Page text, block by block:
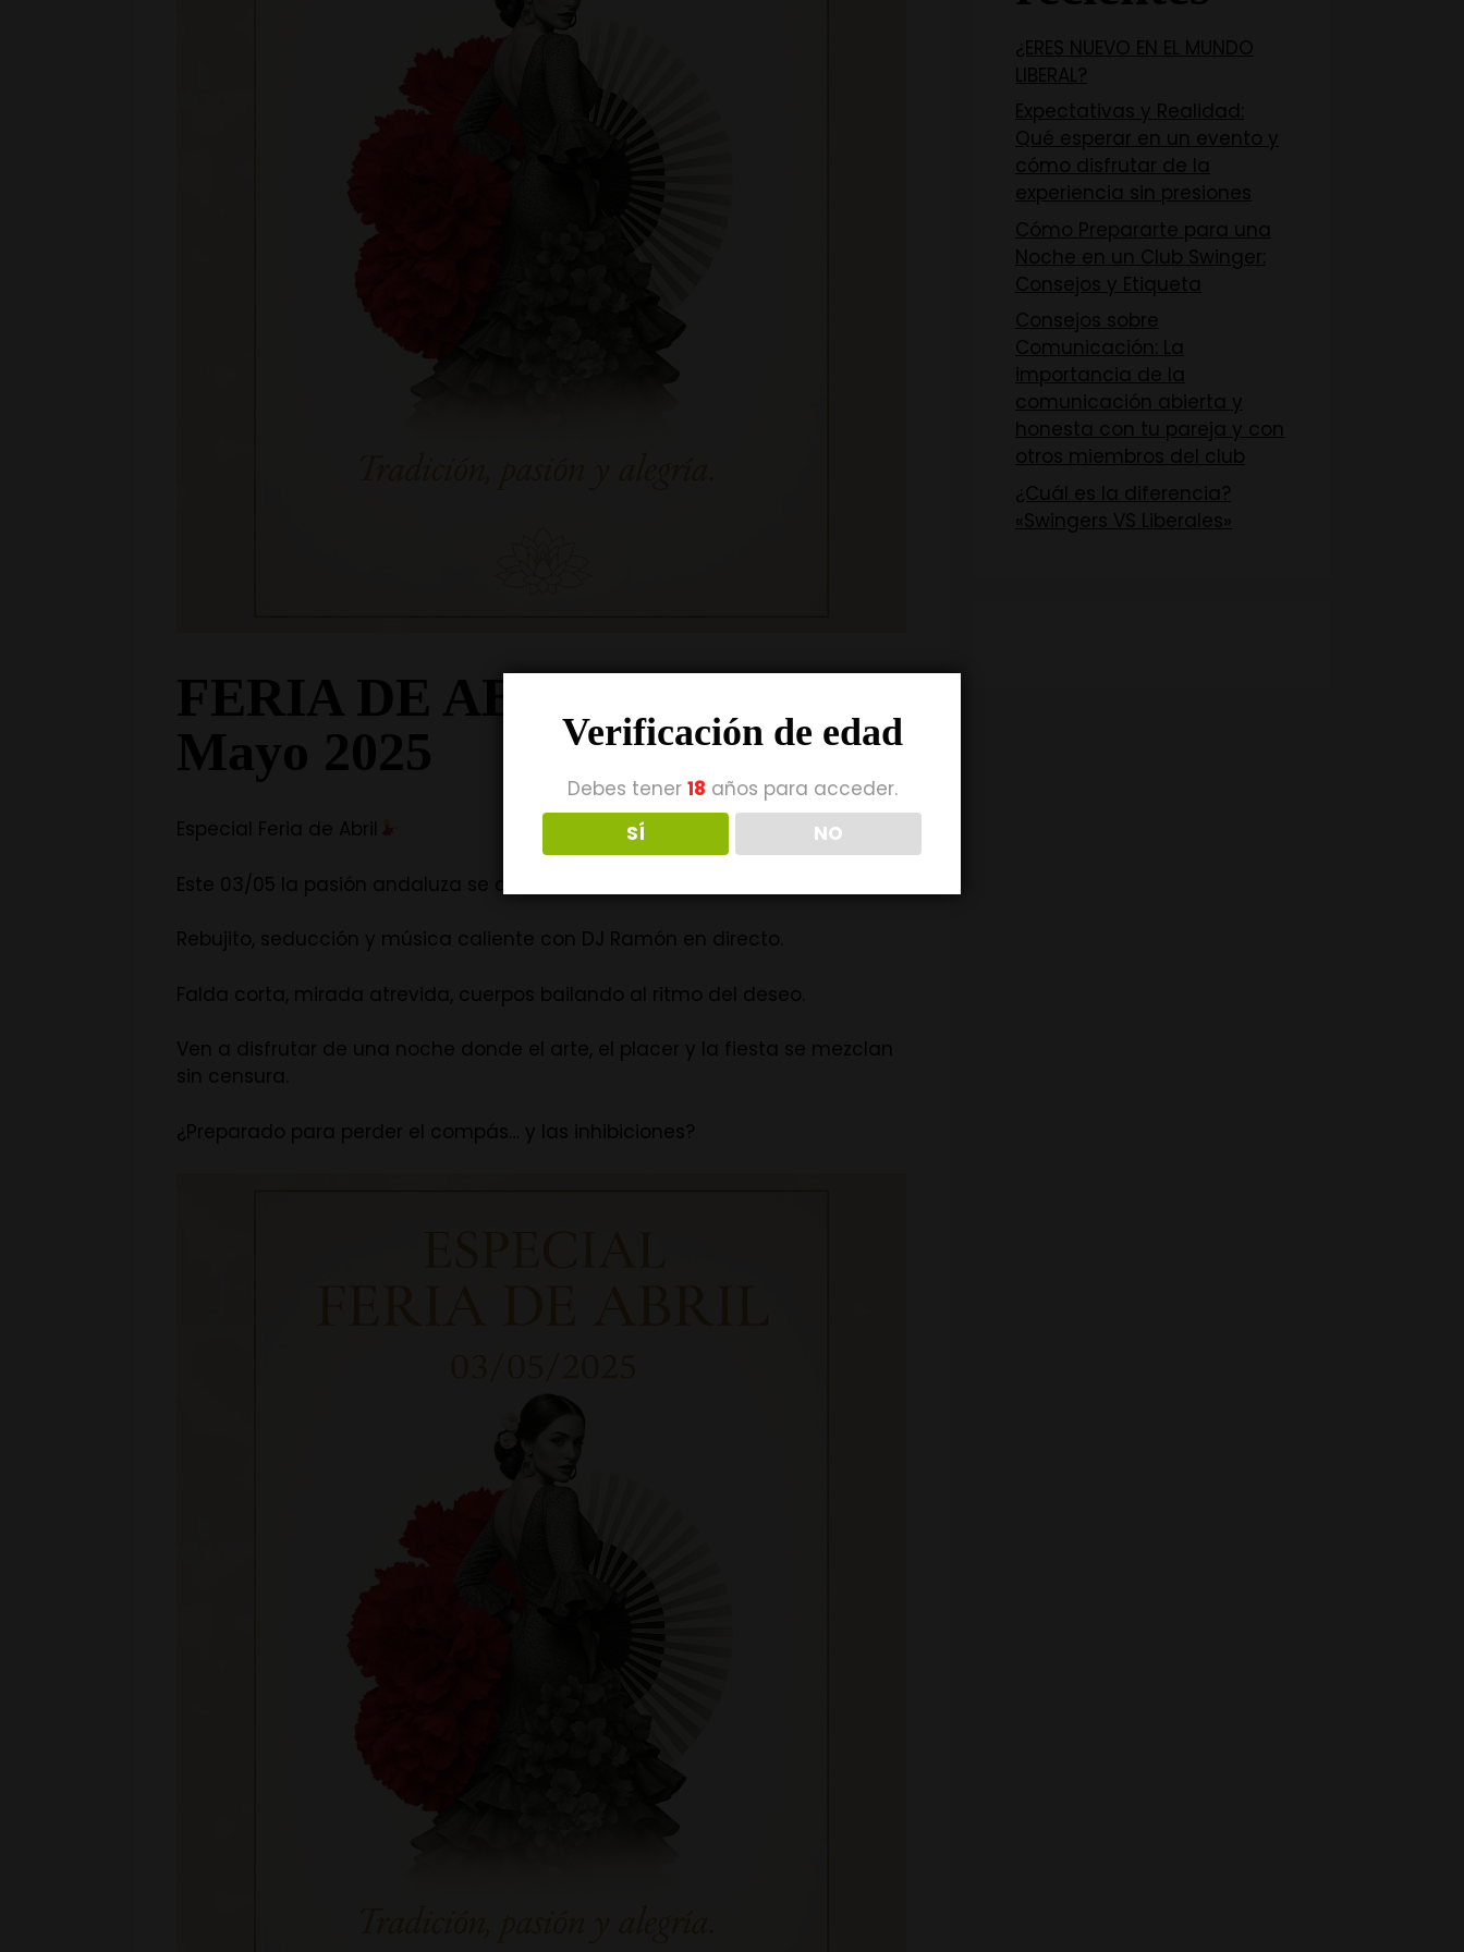
FERIA DE ABRIL – 03 de
Mayo 2025
Especial Feria de Abril
Este 03/05 la pasión andaluza se desata…
Rebujito, seducción y música caliente con DJ Ramón en directo.
Falda corta, mirada atrevida, cuerpos bailando al ritmo del deseo.
Ven a disfrutar de una noche donde el arte, el placer y la fiesta se mezclan
sin censura.
¿Preparado para perder el compás… y las inhibiciones?
¿ERES NUEVO EN EL MUNDO
LIBERAL?
Expectativas y Realidad:
Qué esperar en un evento y
cómo disfrutar de la
experiencia sin presiones
Cómo Prepararte para una
Noche en un Club Swinger:
Consejos y Etiqueta
Consejos sobre
Comunicación: La
importancia de la
comunicación abierta y
honesta con tu pareja y con
otros miembros del club
¿Cuál es la diferencia?
«Swingers VS Liberales»
Verificación de edad
Debes tener 18 años para acceder.
SÍ
NO